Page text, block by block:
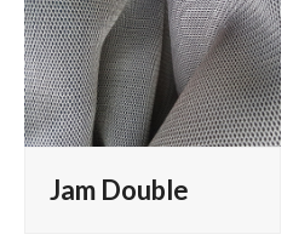
Jam Double